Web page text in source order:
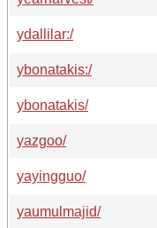
ydallilar:/
ybonatakis:/
ybonatakis/
yazgoo/
yayingguo/
yaumulmajid/